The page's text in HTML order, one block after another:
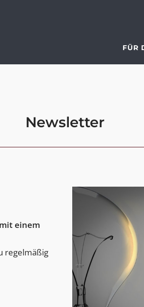
FÜR
Newsletter
einem
regelmäßig